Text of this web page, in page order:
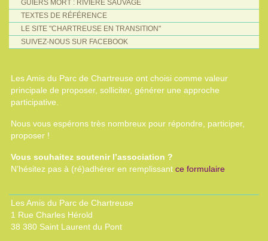
GUIERS MORT : RIVIÈRE SAUVAGE
TEXTES DE RÉFÉRENCE
LE SITE "CHARTREUSE EN TRANSITION"
SUIVEZ-NOUS SUR FACEBOOK
Les Amis du Parc de Chartreuse ont choisi comme valeur
principale de proposer, solliciter, générer une approche
participative.
Nous vous espérons très nombreux pour répondre, participer,
proposer !
Vous souhaitez soutenir l’association ?
N’hésitez pas à (ré)adhérer en remplissant ce formulaire
Les Amis du Parc de Chartreuse
1 Rue Charles Hérold
38 380 Saint Laurent du Pont